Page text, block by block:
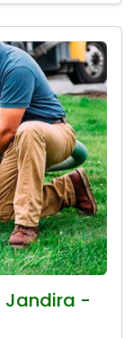
Jandira -